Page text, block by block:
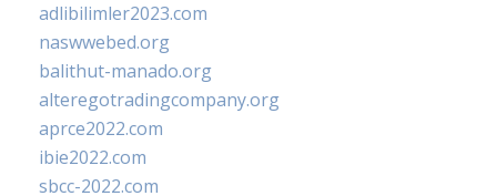
adlibilimler2023.com
naswwebed.org
balithut-manado.org
alteregotradingcompany.org
aprce2022.com
ibie2022.com
sbcc-2022.com